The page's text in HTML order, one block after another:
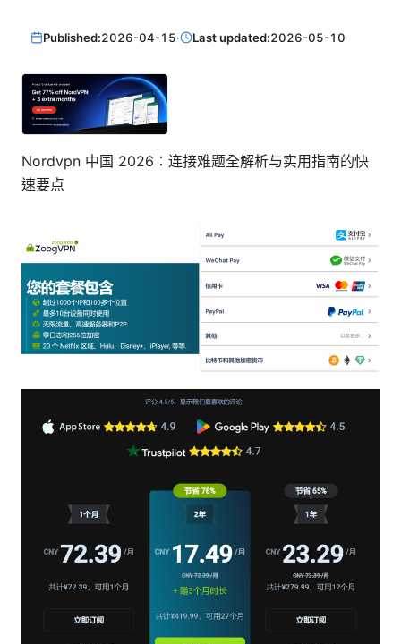
Published:2026-04-15· Last updated:2026-05-10
Nordvpn 中国 2026：连接难题全解析与实用指南的快
速要点